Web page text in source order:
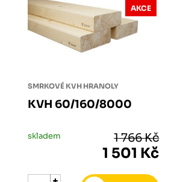
SMRKOVÉ KVH HRANOLY
KVH 60/160/8000
AKCE
skladem 1 766 Kč
1 501 Kč